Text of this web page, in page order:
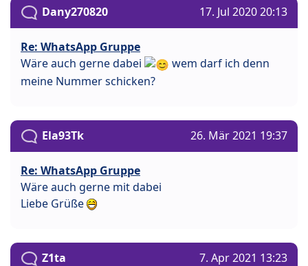
Dany270820 17. Jul 2020 20:13
Re: WhatsApp Gruppe
Wäre auch gerne dabei
wem darf ich denn
meine Nummer schicken?
Ela93Tk 26. Mär 2021 19:37
Re: WhatsApp Gruppe
Wäre auch gerne mit dabei
Liebe Grüße
Z1ta 7. Apr 2021 13:23